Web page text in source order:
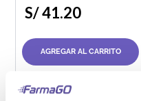
S/41.20
AGREGAR AL CARRITO